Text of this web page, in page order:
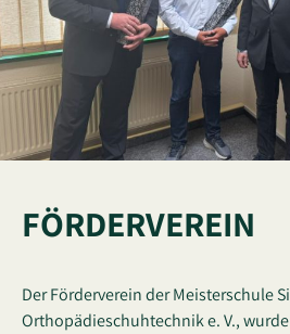
FÖRDERVEREIN
Der Förderverein der Meisterschule
Orthopädieschuhtechnik e. V.,